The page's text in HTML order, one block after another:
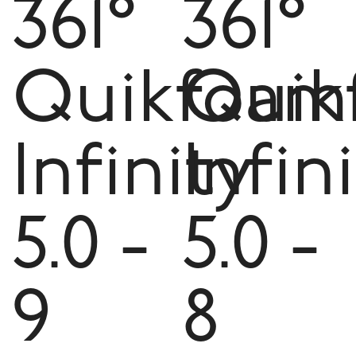
361°
Quikfoam
Infinity
5.0 -
9
361°
5.0 -
8